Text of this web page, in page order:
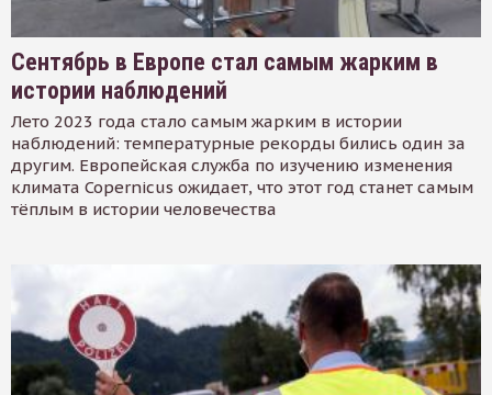
Сентябрь в Европе стал самым жарким в
истории наблюдений
Лето 2023 года стало самым жарким в истории
наблюдений: температурные рекорды бились один за
другим. Европейская служба по изучению изменения
климата Copernicus ожидает, что этот год станет самым
тёплым в истории человечества